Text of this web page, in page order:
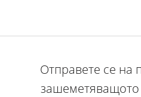
Отправете се на